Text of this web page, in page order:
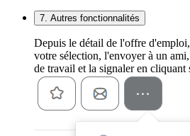
7. Autres fonctionnalités
Depuis le détail de l'offre
votre sélection, l'envoyer à un
de travail et la signaler en cliquant